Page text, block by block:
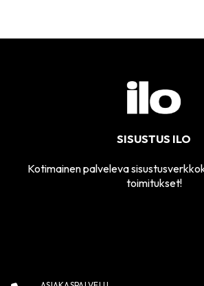
SISUSTUS ILO
Kotimainen palveleva
toimitukset!